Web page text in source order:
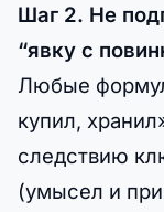
Шаг 2. Не
“явку с
Любые
купил,
следствию
(умысел и